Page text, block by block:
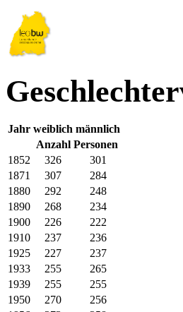
Jahr weiblich männlich
Anzahl Personen
1852
326
301
1871
307
284
1880
292
248
1890
268
234
1900
226
222
1910
237
236
1925
227
237
1933
255
265
1939
255
255
1950
270
256